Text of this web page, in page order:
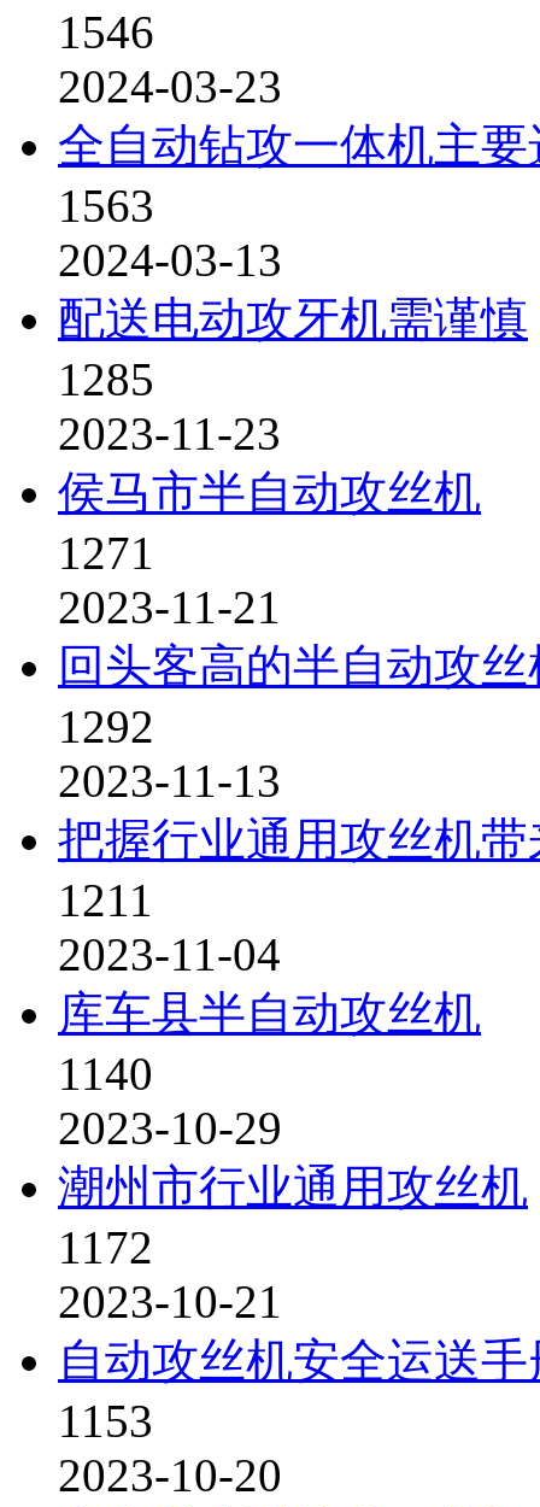
1546
2024-03-23
全自动钻攻一体机主
1563
2024-03-13
配送电动攻牙机需谨慎
1285
2023-11-23
侯马市半自动攻丝机
1271
2023-11-21
回头客高的半自动攻丝
1292
2023-11-13
把握行业通用攻丝机
1211
2023-11-04
库车县半自动攻丝机
1140
2023-10-29
潮州市行业通用攻丝机
1172
2023-10-21
自动攻丝机安全运送手
1153
2023-10-20